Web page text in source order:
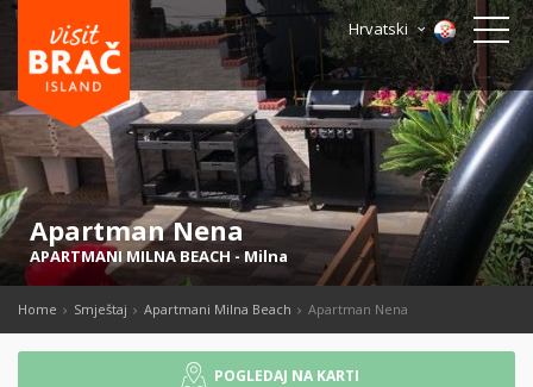
Hrvatski
Apartman Nena
APARTMANI MILNA BEACH - Milna
Home Smještaj Apartmani Milna Beach Apartman Nena
POGLEDAJ NA KARTI